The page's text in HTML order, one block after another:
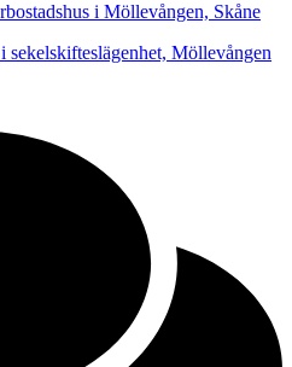
i Möllevången, Skåne
Möllevången